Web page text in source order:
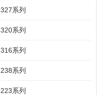
327系列
320系列
316系列
238系列
223系列